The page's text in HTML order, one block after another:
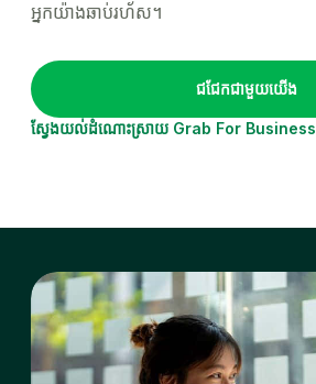
អ្នកយ៉ាងឆាប់រហ័ស។
ជជែកជាមួយយើង
ស្វែងយល់ដំណោះស្រាយ Grab For Business